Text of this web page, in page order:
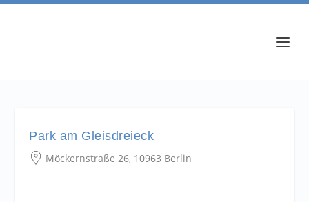
Park am Gleisdreieck
Möckernstraße 26, 10963 Berlin